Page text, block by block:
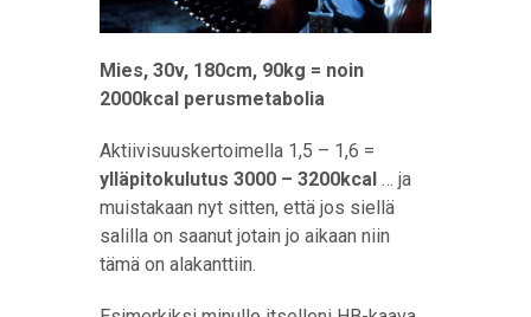
Mies, 30v, 180cm, 90kg = noin
2000kcal perusmetabolia
Aktiivisuuskertoimella 1,5 – 1,6 =
ylläpitokulutus 3000 – 3200kcal … ja
muistakaan nyt sitten, että jos siellä
salilla on saanut jotain jo aikaan niin
tämä on alakanttiin.